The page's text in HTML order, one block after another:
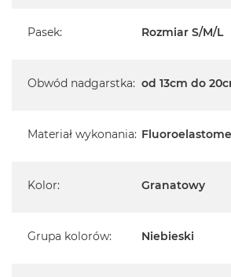
Pasek: Rozmiar S/M/L
Obwód nadgarstka: od 13cm do
Materiał wykonania:
Kolor: Granatowy
Grupa kolorów: Niebieski